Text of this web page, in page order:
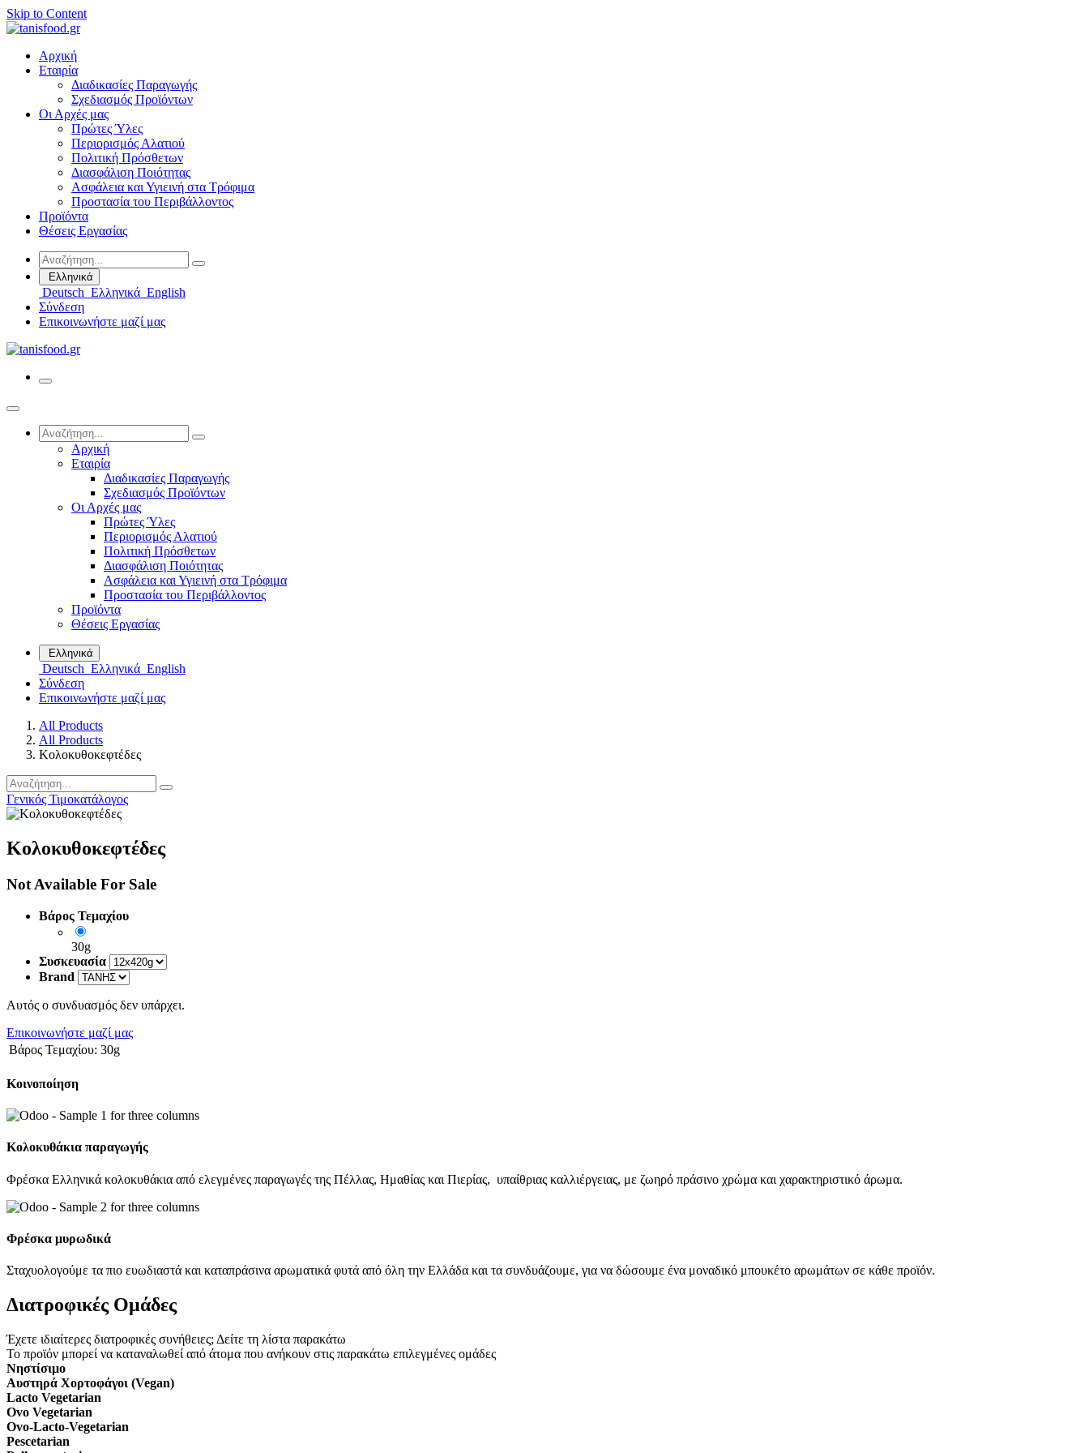
Skip to Content
Αρχική
Εταιρία
Διαδικασίες Παραγωγής
Σχεδιασμός Προϊόντων
Οι Αρχές μας
Πρώτες Ύλες
Περιορισμός Αλατιού
Πολιτική Πρόσθετων
Διασφάλιση Ποιότητας
Ασφάλεια και Υγιεινή στα Τρόφιμα
Προστασία του Περιβάλλοντος
Προϊόντα
Θέσεις Εργασίας
Ελληνικά
Deutsch Ελληνικά English
Σύνδεση
Επικοινωνήστε μαζί μας
Αρχική
Εταιρία
Διαδικασίες Παραγωγής
Σχεδιασμός Προϊόντων
Οι Αρχές μας
Πρώτες Ύλες
Περιορισμός Αλατιού
Πολιτική Πρόσθετων
Διασφάλιση Ποιότητας
Ασφάλεια και Υγιεινή στα Τρόφιμα
Προστασία του Περιβάλλοντος
Προϊόντα
Θέσεις Εργασίας
Ελληνικά
Deutsch Ελληνικά English
Σύνδεση
Επικοινωνήστε μαζί μας
All Products
All Products
Κολοκυθοκεφτέδες
Γενικός Τιμοκατάλογος
Κολοκυθοκεφτέδες
Not Available For Sale
Βάρος Τεμαχίου
30g
Συσκευασία
Brand
Αυτός ο συνδυασμός δεν υπάρχει.
Επικοινωνήστε μαζί μας
Βάρος Τεμαχίου: 30g
Κοινοποίηση
Κολοκυθάκια παραγωγής
Φρέσκα Ελληνικά κολοκυθάκια από ελεγμένες παραγωγές της Πέλλας, Ημαθίας και Πιερίας, υπαίθριας καλλιέργειας, με ζωηρό πράσινο χρώμα και χαρακτηριστικό άρωμα.
Φρέσκα μυρωδικά
Σταχυολογούμε τα πιο ευωδιαστά και καταπράσινα αρωματικά φυτά από όλη την Ελλάδα και τα συνδυάζουμε, για να δώσουμε ένα μοναδικό μπουκέτο αρωμάτων σε κάθε προϊόν.
Διατροφικές Ομάδες
Έχετε ιδιαίτερες διατροφικές συνήθειες; Δείτε τη λίστα παρακάτω
Το προϊόν μπορεί να καταναλωθεί από άτομα που ανήκουν στις παρακάτω επιλεγμένες ομάδες
Νηστίσιμο
Αυστηρά Χορτοφάγοι (Vegan)
Lacto Vegetarian
Ovo Vegetarian
Ovo-Lacto-Vegetarian
Pescetarian